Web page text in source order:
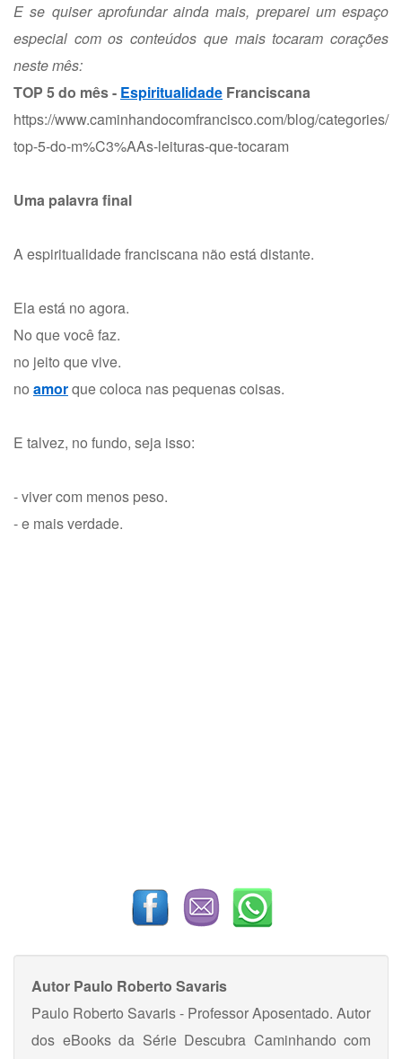
E se quiser aprofundar ainda mais, preparei um espaço
especial com os conteúdos que mais tocaram corações
neste mês:
TOP 5 do mês - Espiritualidade Franciscana
https://www.caminhandocomfrancisco.com/blog/categories/
top-5-do-m%C3%AAs-leituras-que-tocaram
Uma palavra final
A espiritualidade franciscana não está distante.
Ela está no agora.
No que você faz.
no jeito que vive.
no amorque coloca nas pequenas coisas.
E talvez, no fundo, seja isso:
- viver com menos peso.
- e mais verdade.
Autor Paulo Roberto Savaris
Paulo Roberto Savaris - Professor Aposentado. Autor
dos eBooks da Série Descubra Caminhando com